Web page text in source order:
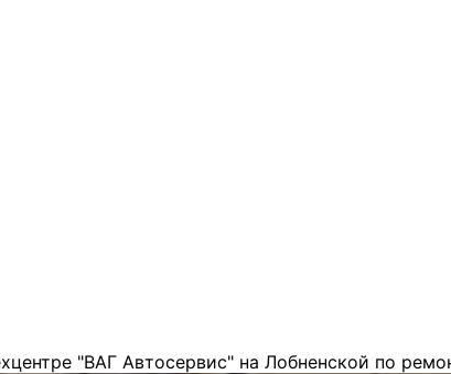
"ВАГ Автосервис" на Лобненской по